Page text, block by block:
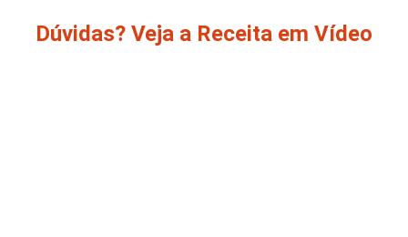
Dúvidas? Veja a Receita em Vídeo